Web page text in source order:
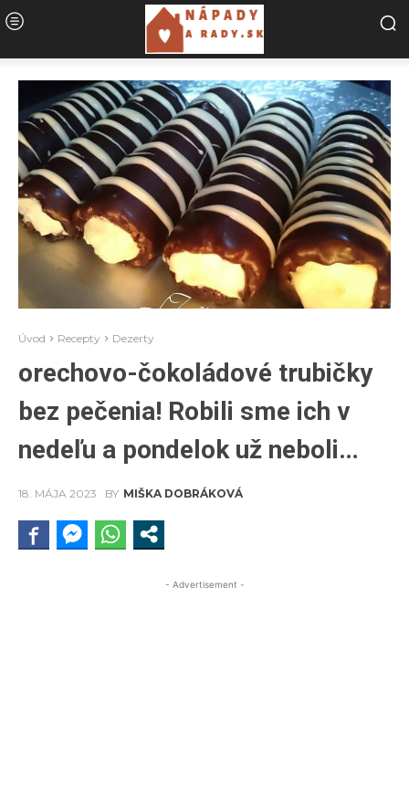
Úvod Recepty Dezerty
orechovo-čokoládové trubičky
bez pečenia! Robili sme ich v
nedeľu a pondelok už neboli…
18. MÁJA 2023 BY MIŠKA DOBRÁKOVÁ
- Advertisement -